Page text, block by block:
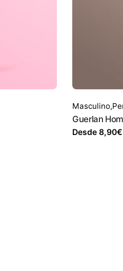
Masculino,
Guerlan
Desde8,90€